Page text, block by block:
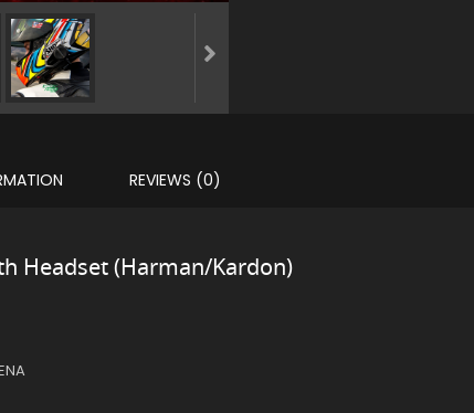
REVIEWS (0)
Headset (Harman/Kardon)